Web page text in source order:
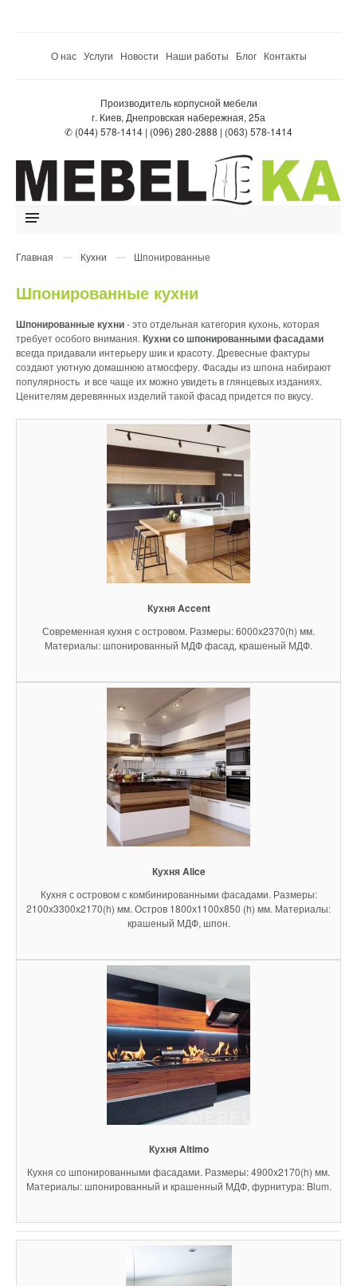
О нас Услуги Новости Наши работы Блог Контакты
Производитель корпусной мебели
г. Киев, Днепровская набережная, 25а
✆ (044) 578-1414 | (096) 280-2888 | (063) 578-1414
Главная Кухни Шпонированные
Шпонированные кухни
Шпонированные кухни- это отдельная категория кухонь, которая
требует особого внимания. Кухни со шпонированными фасадами
всегда придавали интерьеру шик и красоту. Древесные фактуры
создают уютную домашнюю атмосферу. Фасады из шпона набирают
популярность и все чаще их можно увидеть в глянцевых изданиях.
Ценителям деревянных изделий такой фасад придется по вкусу.
Кухня Accent
Современная кухня с островом. Размеры: 6000х2370(h) мм.
Материалы: шпонированный МДФ фасад, крашеный МДФ.
Кухня Alice
Кухня с островом с комбинированными фасадами. Размеры:
2100х3300х2170(h) мм. Остров 1800х1100х850 (h) мм. Материалы:
крашеный МДФ, шпон.
Кухня Altimo
Кухня со шпонированными фасадами. Размеры: 4900х2170(h) мм.
Материалы: шпонированный и крашенный МДФ, фурнитура: Blum.